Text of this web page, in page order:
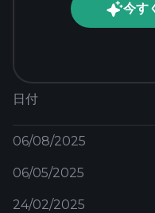
今す
日付
06/08/2025
06/05/2025
24/02/2025